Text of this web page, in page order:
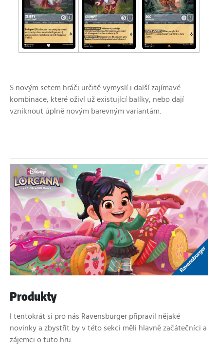
S novým setem hráči určitě vymyslí i další zajímavé
kombinace, které oživí už existující balíky, nebo dají
vzniknout úplně novým barevným variantám.
Produkty
I tentokrát si pro nás Ravensburger připravil nějaké
novinky a zbystřit by v této sekci měli hlavně začátečníci a
zájemci o tuto hru.